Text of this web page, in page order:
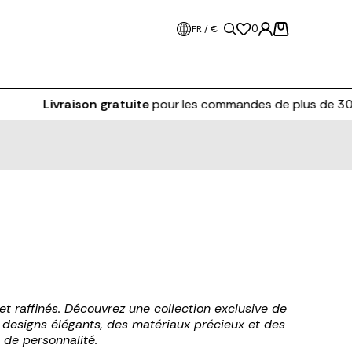
FR / € 0
Livraison gratuitepour les commandes de plus de
raffinés. Découvrez une collection exclusive de
élégants, des matériaux précieux et des
personnalité.